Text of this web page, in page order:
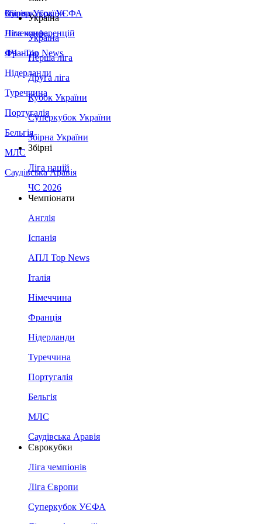
Збірна України
Італія
Німеччина
Франція
Нідерланди
Туреччина
Португалія
Бельгія
МЛС
Саудівська Аравія
Суперкубок УЄФА
Ліга конференцій
ЛЧ - Top News
Україна
Україна
Перша ліга
Друга ліга
Кубок України
Суперкубок України
Збірна України
Збірні
Ліга націй
ЧС 2026
Чемпіонати
Англія
Іспанія
АПЛ Top News
Італія
Німеччина
Франція
Нідерланди
Туреччина
Португалія
Бельгія
МЛС
Саудівська Аравія
Єврокубки
Ліга чемпіонів
Ліга Європи
Суперкубок УЄФА